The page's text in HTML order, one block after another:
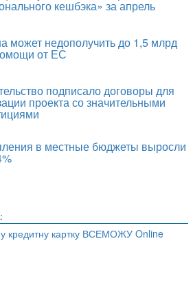
кредитну картку ВСЕМОЖУ Online